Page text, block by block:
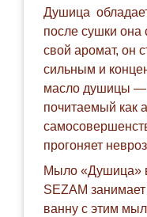
Душица
после сушки она
свой аромат, он
сильным и
масло душицы —
почитаемый как
прогоняет
Мыло «Душица»
SEZAM
ванну с этим